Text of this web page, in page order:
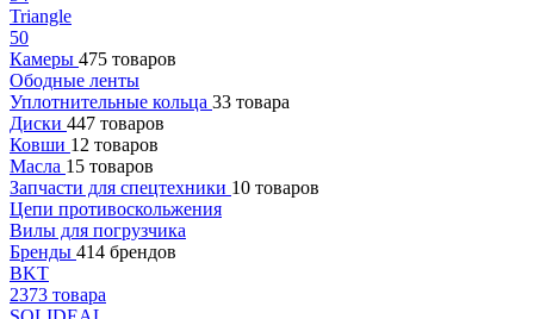
Triangle
50
Камеры 475 товаров
Ободные ленты
Уплотнительные кольца 33 товара
Диски 447 товаров
Ковши 12 товаров
Масла 15 товаров
Запчасти для спецтехники 10 товаров
Цепи противоскольжения
Вилы для погрузчика
Бренды 414 брендов
BKT
2373 товара